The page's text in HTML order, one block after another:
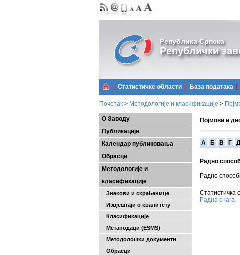
Република Српска
Републички
Статистичке области Базa података
Почетак > Методологије и класификације >
О Заводу
Публикације
Календар публиковања
Обрасци
Методологије и
класификације
Знакови и скраћенице
Извјештаји о квалитету
Класификације
Метаподаци (ESMS)
Методолошки документи
Обрасци
Појмови и
A Б В Г
Радно
Радно
Статистичка
Радна снага